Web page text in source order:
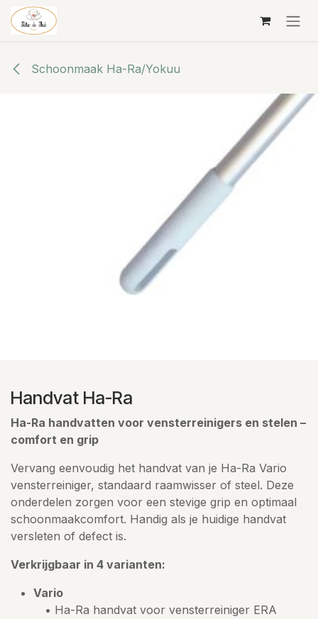
Overslaan naar inhoud
Schoonmaak Ha-Ra/Yokuu
Handvat Ha-Ra
Ha-Ra handvatten voor vensterreinigers en stelen –
comfort en grip
Vervang eenvoudig het handvat van je Ha-Ra Vario
vensterreiniger, standaard raamwisser of steel. Deze
onderdelen zorgen voor een stevige grip en optimaal
schoonmaakcomfort. Handig als je huidige handvat
versleten of defect is.
Verkrijgbaar in 4 varianten:
Vario
• Ha-Ra handvat voor vensterreiniger ERA